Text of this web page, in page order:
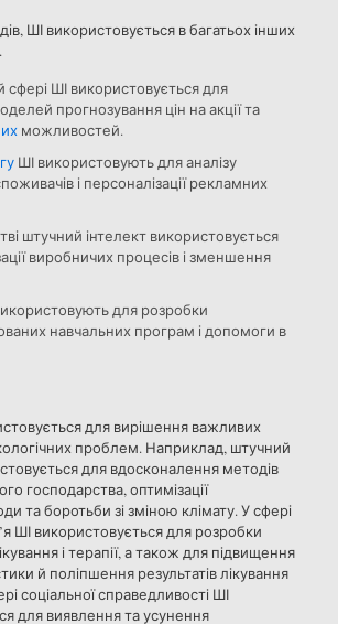
ШІ використовується в багатьох інших
сфері ШІ використовується для
прогнозування цін на акції та
можливостей.
ШІ використовують для аналізу
і персоналізації рекламних
штучний інтелект використовується
виробничих процесів і зменшення
для розробки
навчальних програм і допомоги в
для вирішення важливих
проблем. Наприклад, штучний
для вдосконалення методів
господарства, оптимізації
та боротьби зі зміною клімату. У сфері
ШІ використовується для розробки
і терапії, а також для підвищення
й поліпшення результатів лікування
соціальної справедливості ШІ
для виявлення та усунення